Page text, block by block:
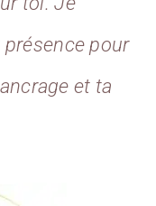
pour
et ta